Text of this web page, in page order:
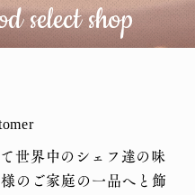
select shop
世界中のシェフ達の味
のご家庭の一品へと飾